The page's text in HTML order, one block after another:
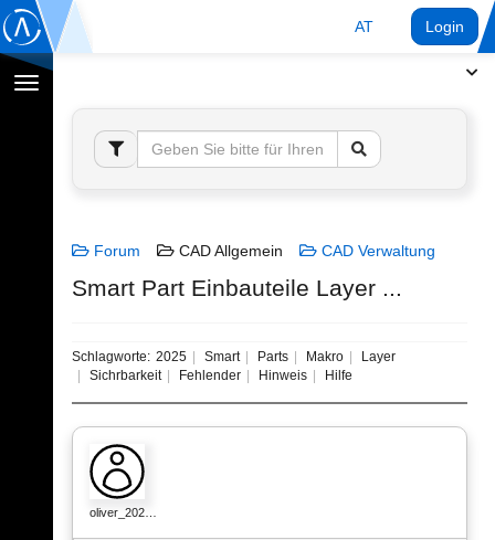
AT Login
Navigation
umschalten
Forum CAD Allgemein CAD Verwaltung
Smart Part Einbauteile Layer ...
Schlagworte: 2025 Smart Parts Makro
Layer
Sichrbarkeit
Fehlender Hinweis Hilfe
oliver_202…